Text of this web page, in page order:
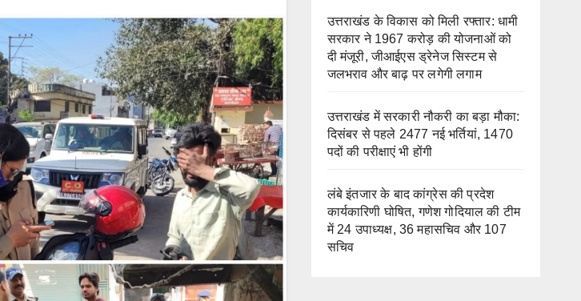
उत्तराखंड के विकास को मिली रफ्तार: धामी
सरकार ने 1967 करोड़ की योजनाओं को
दी मंजूरी, जीआईएस ड्रेनेज सिस्टम से
जलभराव और बाढ़ पर लगेगी लगाम
उत्तराखंड में सरकारी नौकरी का बड़ा मौका:
दिसंबर से पहले 2477 नई भर्तियां, 1470
पदों की परीक्षाएं भी होंगी
लंबे इंतजार के बाद कांग्रेस की प्रदेश
कार्यकारिणी घोषित, गणेश गोदियाल की टीम
में 24 उपाध्यक्ष, 36 महासचिव और 107
सचिव